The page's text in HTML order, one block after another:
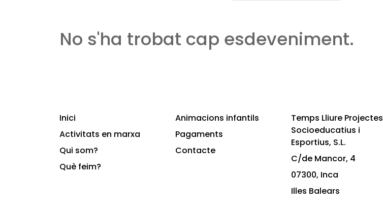
No s'ha trobat cap esdeveniment.
Inici
Activitats en marxa
Qui som?
Què feim?
Animacions infantils
Pagaments
Contacte
Temps Lliure Projectes
Socioeducatius i
Esportius, S.L.
C/de Mancor, 4
07300, Inca
Illes Balears